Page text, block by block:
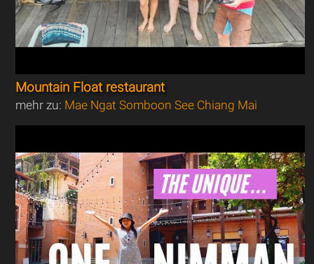
Mountain Float restaurant
mehr zu: Mae Ngat Somboon See Chiang Mai